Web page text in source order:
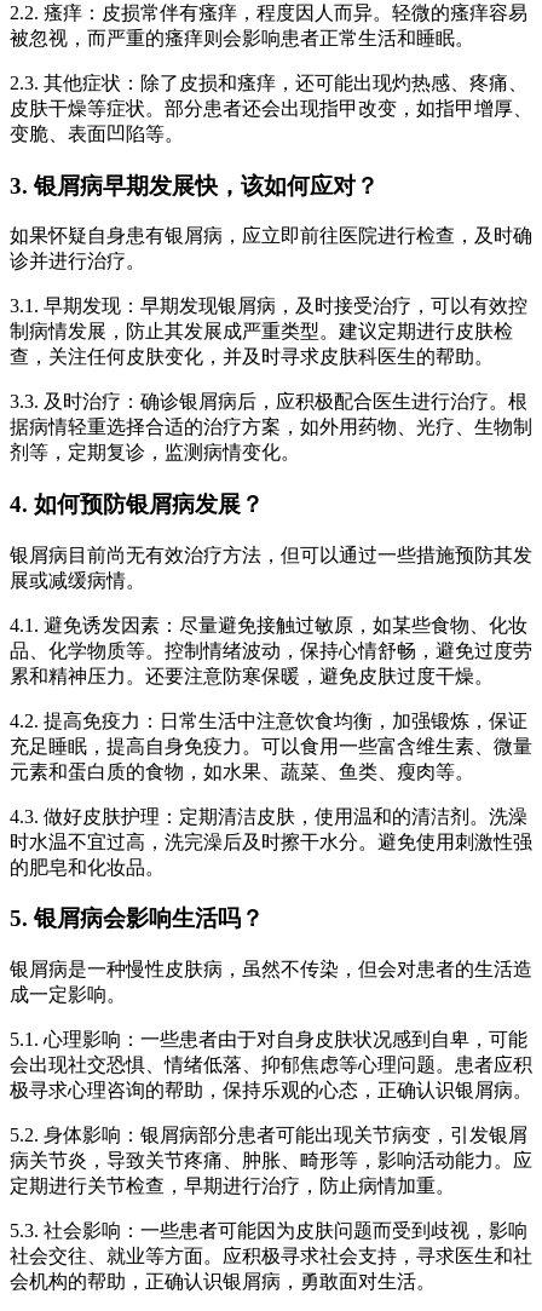
2.2. 瘙痒：皮损常伴有瘙痒，程度因人而异。轻微的瘙痒容易
被忽视，而严重的瘙痒则会影响患者正常生活和睡眠。
2.3. 其他症状：除了皮损和瘙痒，还可能出现灼热感、疼痛、
皮肤干燥等症状。部分患者还会出现指甲改变，如指甲增厚、
变脆、表面凹陷等。
3. 银屑病早期发展快，该如何应对？
如果怀疑自身患有银屑病，应立即前往医院进行检查，及时确
诊并进行治疗。
3.1. 早期发现：早期发现银屑病，及时接受治疗，可以有效控
制病情发展，防止其发展成严重类型。建议定期进行皮肤检
查，关注任何皮肤变化，并及时寻求皮肤科医生的帮助。
3.3. 及时治疗：确诊银屑病后，应积极配合医生进行治疗。根
据病情轻重选择合适的治疗方案，如外用药物、光疗、生物制
剂等，定期复诊，监测病情变化。
4. 如何预防银屑病发展？
银屑病目前尚无有效治疗方法，但可以通过一些措施预防其发
展或减缓病情。
4.1. 避免诱发因素：尽量避免接触过敏原，如某些食物、化妆
品、化学物质等。控制情绪波动，保持心情舒畅，避免过度劳
累和精神压力。还要注意防寒保暖，避免皮肤过度干燥。
4.2. 提高免疫力：日常生活中注意饮食均衡，加强锻炼，保证
充足睡眠，提高自身免疫力。可以食用一些富含维生素、微量
元素和蛋白质的食物，如水果、蔬菜、鱼类、瘦肉等。
4.3. 做好皮肤护理：定期清洁皮肤，使用温和的清洁剂。洗澡
时水温不宜过高，洗完澡后及时擦干水分。避免使用刺激性强
的肥皂和化妆品。
5. 银屑病会影响生活吗？
银屑病是一种慢性皮肤病，虽然不传染，但会对患者的生活造
成一定影响。
5.1. 心理影响：一些患者由于对自身皮肤状况感到自卑，可能
会出现社交恐惧、情绪低落、抑郁焦虑等心理问题。患者应积
极寻求心理咨询的帮助，保持乐观的心态，正确认识银屑病。
5.2. 身体影响：银屑病部分患者可能出现关节病变，引发银屑
病关节炎，导致关节疼痛、肿胀、畸形等，影响活动能力。应
定期进行关节检查，早期进行治疗，防止病情加重。
5.3. 社会影响：一些患者可能因为皮肤问题而受到歧视，影响
社会交往、就业等方面。应积极寻求社会支持，寻求医生和社
会机构的帮助，正确认识银屑病，勇敢面对生活。